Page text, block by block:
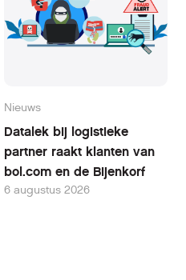
Nieuws
Datalek bij logistieke
partner raakt klanten van
bol.com en de Bijenkorf
6 augustus 2026